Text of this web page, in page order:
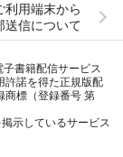
利用端末から
送信について
書籍配信サービス
許諾を得た正規版配
商標（登録番号 第
示しているサービス